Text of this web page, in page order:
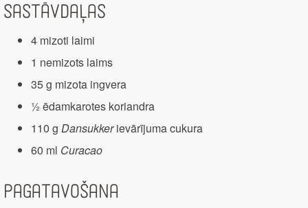
Sastāvdaļas
4 mizoti laimi
1 nemizots laims
35 g mizota ingvera
½ ēdamkarotes koriandra
110 g Dansukkerievārījuma cukura
60 ml Curacao
Pagatavošana